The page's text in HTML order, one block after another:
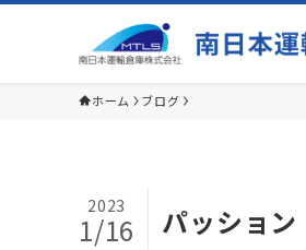
ホーム ブログ
パッショ
2023
1/16